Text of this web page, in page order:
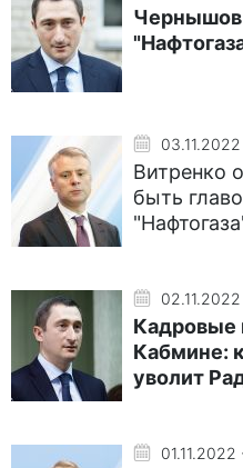
Чернышов
Витренко
быть
Кадровые
Кабмине:
уволит
01.11.2022